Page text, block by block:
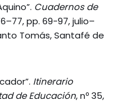
Cuadernos de
pp. 69-97, julio–
Tomás, Santafé de
Itinerario
de Educación, nº 35,